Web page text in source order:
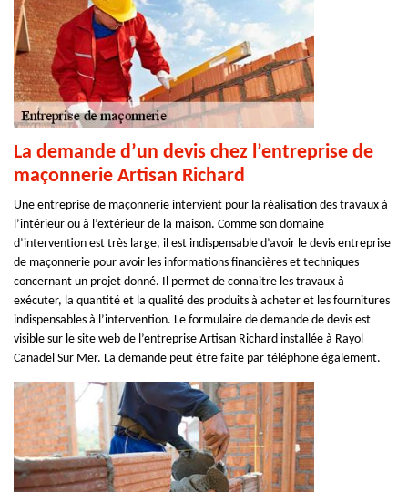
La demande d’un devis chez l’entreprise de
maçonnerie Artisan Richard
Une entreprise de maçonnerie intervient pour la réalisation des travaux à
l’intérieur ou à l’extérieur de la maison. Comme son domaine
d’intervention est très large, il est indispensable d’avoir le devis entreprise
de maçonnerie pour avoir les informations financières et techniques
concernant un projet donné. Il permet de connaitre les travaux à
exécuter, la quantité et la qualité des produits à acheter et les fournitures
indispensables à l’intervention. Le formulaire de demande de devis est
visible sur le site web de l’entreprise Artisan Richard installée à Rayol
Canadel Sur Mer. La demande peut être faite par téléphone également.